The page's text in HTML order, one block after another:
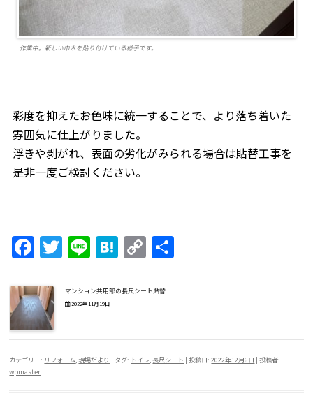
作業中。新しい巾木を貼り付けている様子です。
彩度を抑えたお色味に統一することで、より落ち着いた
雰囲気に仕上がりました。
浮きや剥がれ、表面の劣化がみられる場合は貼替工事を
是非一度ご検討ください。
F
a
c
e
b
o
o
T
w
itt
er
Li
n
e
H
at
e
a
C
o
p
Li
n
有
マンション共用部の長尺シート貼替
2022年11月19日
カテゴリー: リフォーム, 現場だより | タグ: トイレ,長尺シート | 投稿日:2022年12月6日 |投稿者:
wpmaster